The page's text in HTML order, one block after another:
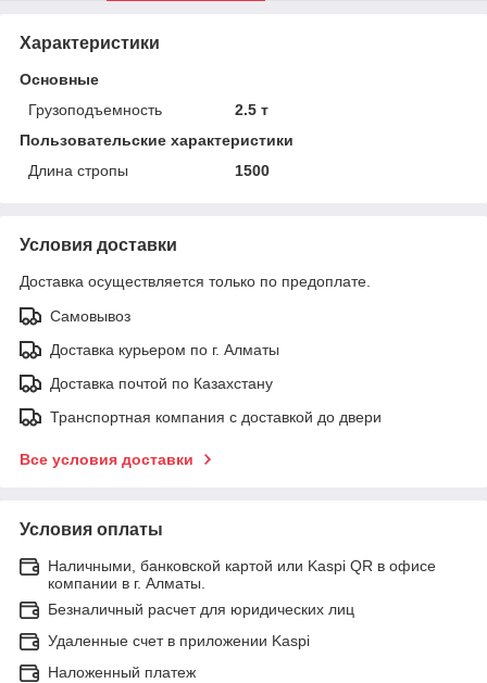
Характеристики
Основные
Грузоподъемность
2.5 т
Пользовательские характеристики
Длина стропы
1500
Условия доставки
Доставка осуществляется только по предоплате.
Самовывоз
Доставка курьером по г. Алматы
Доставка почтой по Казахстану
Транспортная компания с доставкой до двери
Все условия доставки
Условия оплаты
Наличными, банковской картой или Kaspi QR в офисе
компании в г. Алматы.
Безналичный расчет для юридических лиц
Удаленные счет в приложении Kaspi
Наложенный платеж